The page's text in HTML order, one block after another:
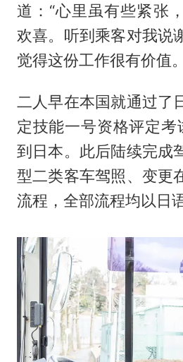
道：“心里虽有些紧张
欢喜。听到乘客对我说
觉得这份工作很有价值
二人早在本国就通过了
定技能一号资格评定
到日本。此后陆续完成
型二类客车驾照、变更
流程，全部流程均以日